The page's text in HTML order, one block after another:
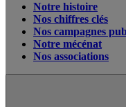
Notre histoire
Nos chiffres clés
Nos campagnes
Notre mécénat
Nos associations